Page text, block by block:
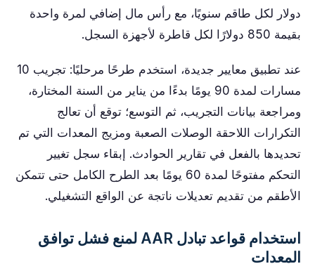
دولار لكل طاقم سنويًا، مع رأس مال إضافي لمرة واحدة
بقيمة 850 دولارًا لكل قاطرة لأجهزة السجل.
عند تطبيق معايير جديدة، استخدم طرحًا مرحليًا: تجريب 10
مسارات لمدة 90 يومًا بدءًا من يناير من السنة المختارة،
ومراجعة بيانات التجريب، ثم التوسع؛ توقع أن تعالج
التكرارات اللاحقة الوصلات الصعبة ومزيج المعدات التي تم
تحديدها بالفعل في تقارير الحوادث. إبقاء سجل تغيير
التحكم مفتوحًا لمدة 60 يومًا بعد الطرح الكامل حتى تتمكن
الأطقم من تقديم تعديلات ناتجة عن الواقع التشغيلي.
استخدام قواعد تبادل AAR لمنع فشل توافق
المعدات